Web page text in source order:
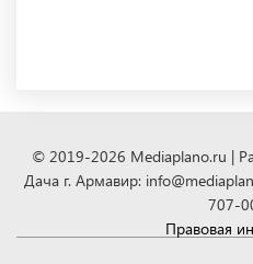
© 2019-2026 Mediaplano.ru |
Дача г. Армавир:
707-
Правовая